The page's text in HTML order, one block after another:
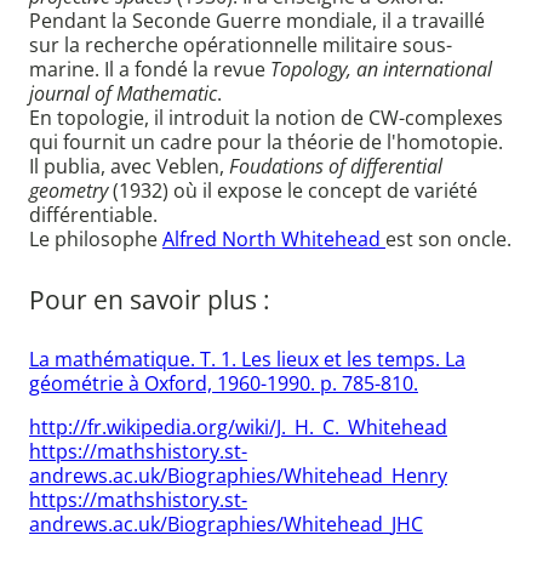
Pendant la Seconde Guerre mondiale, il a travaillé
sur la recherche opérationnelle militaire sous-
marine. Il a fondé la revue Topology, an international
journal of Mathematic.
En topologie, il introduit la notion de CW-complexes
qui fournit un cadre pour la théorie de l'homotopie.
Il publia, avec Veblen, Foudations of differential
geometry(1932) où il expose le concept de variété
différentiable.
Le philosopheAlfred North Whitehead est son oncle.
Pour en savoir plus :
La mathématique. T. 1. Les lieux et les temps. La
géométrie à Oxford, 1960-1990. p. 785-810.
http://fr.wikipedia.org/wiki/J._H._C._Whitehead
https://mathshistory.st-
andrews.ac.uk/Biographies/Whitehead_Henry
https://mathshistory.st-
andrews.ac.uk/Biographies/Whitehead_JHC